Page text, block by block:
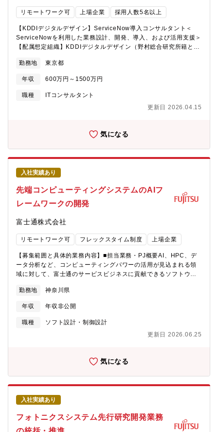
する製作所として、電波・光・通信等に関連する最先端の高度な
ェクトを担ってきました。長年培ってきた先進技術で世界に貢献
する事業を推進しています。
https://www.mitsubishielectric.co.jp/saiyo/graduates/philosophy/
リモートワーク可 上場企業 採用人数5名以上
【KDDIデジタルデザイン】ServiceNow導入コンサルタント＜
ServiceNowを利用した業務設計、開発、導入、および活用支援＞
【配属想定組織】KDDIデジタルデザイン（野村総合研究所籍とし
は、2017年12月に、KDDIとNRIの合弁会社（出資比率：
KDDI51％ NRI49％）として設立されました。同社はKDDIがネッ
トワークサービスを提供している一般の生活者から民間企業、官
公庁といった幅広い顧客基盤と、NRIのDX戦略立案から事業化検
グレーターとしての強みを掛け合わせることで、お客様のDXパー
ビス・デジタルコンタクトセンタークラウド音声基盤導入・運
用/VOC（Voice of Customer）分析ソリューション導入・運用・
CXソリューションデータ活用による CX 向上・接客高度化(変革
構想～データ分析&アジャイル開発)・CRMSalesforceを用いた要
件定義～ソリューション導入・運用・ゼロトラスト・IDaaSイン
テグレーションKDDIのゼロトラ、IDマネージャー、NRIグループ
のセキュリティソリューションのインテグレーション・マルチク
ラウドインテグレーションマルチクラウド環境の構築～構築～運
用・ハイブリッドサポート・コネクテッド自動車メーカー向けコ
のシナジー効果を最大限に発揮するために、DXの得意パターン・
成功パターンを作り上げ、「型」として業種・業態を超えて横展
開していく戦略を進めています。ジョイントベンチャーとしての
ジニアの採用を強化しています。ServiceNowを活用したソリュー
ション提案・業務設計・システム構築、運用、ライセンス提供ま
で、ワンストップでサポートしています。運用、セキュリティ、
プロジェクトマネジメントなど、お客様のビジネス上の課題は多
で、ServiceNowを活用し、ITSM、CSM、IRM、SecOps、SPM
自動運用、セキュリティレベル向上、品質向上の実現を総合的に
支援していくことが期待されています。【具体的な職務内容】ソ
開発、導入、および活用支援に係る下記業務をお任せします。
レゼンテーション２、ニーズのヒアリング顧客・ユーザーと直接
た結果をアウトプットし、顧客との認識齟齬が無いように合意す
る３、要件定義・設計ServiceNowの標準機能をベースに新たな業
勤務地 東京都
年収 600万円～1500万円
職種
ITコンサルタント
更新日 2026.04.15
気になる
入社実績あり
先端コンピューティングシステムのAIフ
レームワークの開発
富士通株式会社
リモートワーク可 フレックスタイム制度 上場企業
【募集範囲と具体的業務内容】■担当業務・PJ概要AI、HPC、デ
ータ分析など、コンピューティングパワーの活用が見込まれる領
域に対して、富士通のサービスビジネスに貢献できるソフトウェ
よびアクセラレータ向けの差別化・差異化を目指したAIフレーム
ワークやミドルウェアの性能改善・技術実装およびOSS/ISV ソフ
トウェアのラインナップ拡充をリーダとしてチームを率いて実施
していただきます。■具体的な業務内容・AI,AIｘHPC,データ基盤
基軸としたソフトウェア新技術開発、最新技術適用・ソフトウェ
ストリーム、ISVベンダーへの取り込み・自社IP技術の開発・実装
【個人に期待する役割やミッション】ビジネスの課題を、AI、
HPC、データ分析などの新しいソフト技術を用いて解決する方法
をチームで検討して策定し、具体化していただきます。最新の技
術動向を理解して、必要なソフトウェアを素早く実現し、OSSコ
ミュニティ等を通じて世の中に提供していくことが求められま
す。（役割） ・各担当ソフトウェアについて、以下をチームメ
ンバーとして実施。 - 性能調査、分析改善、Arm?プロセッサ環
勤務地 神奈川県
年収 年収非公開
職種
ソフト設計・制御設計
更新日 2026.06.25
気になる
入社実績あり
フォトニクスシステム先行研究開発業務